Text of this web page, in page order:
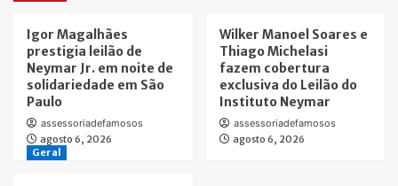
Igor Magalhães
prestigia leilão de
Neymar Jr. em noite de
solidariedade em São
Paulo
assessoriadefamosos
agosto 6, 2026
Wilker Manoel Soares e
Thiago Michelasi
fazem cobertura
exclusiva do Leilão do
Instituto Neymar
assessoriadefamosos
agosto 6, 2026
Geral